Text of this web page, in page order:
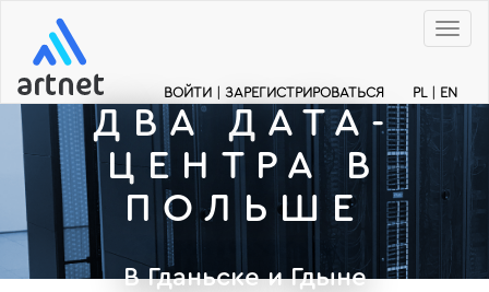
Меню
PL EN
ВОЙТИ ЗАРЕГИСТРИРОВАТЬСЯ
ДВА ДАТА-
ЦЕНТРА В
ПОЛЬШЕ
В Гданьске и Гдыне